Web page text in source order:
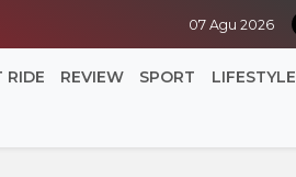
07 Agu 2026
RIDE REVIEW SPORT LIFESTYLE